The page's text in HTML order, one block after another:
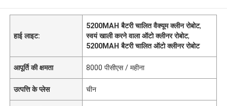
हाई लाइट:
5200MAH बैटरी चालित वैक्यूम क्लीन रोबोट,
स्वयं खाली करने वाला ऑटो क्लीनर रोबोट,
5200MAH बैटरी चालित ऑटो क्लीनर रोबोट
आपूर्ति की क्षमता 8000 पीसीएस / महीना
उत्पत्ति के प्लेस चीन